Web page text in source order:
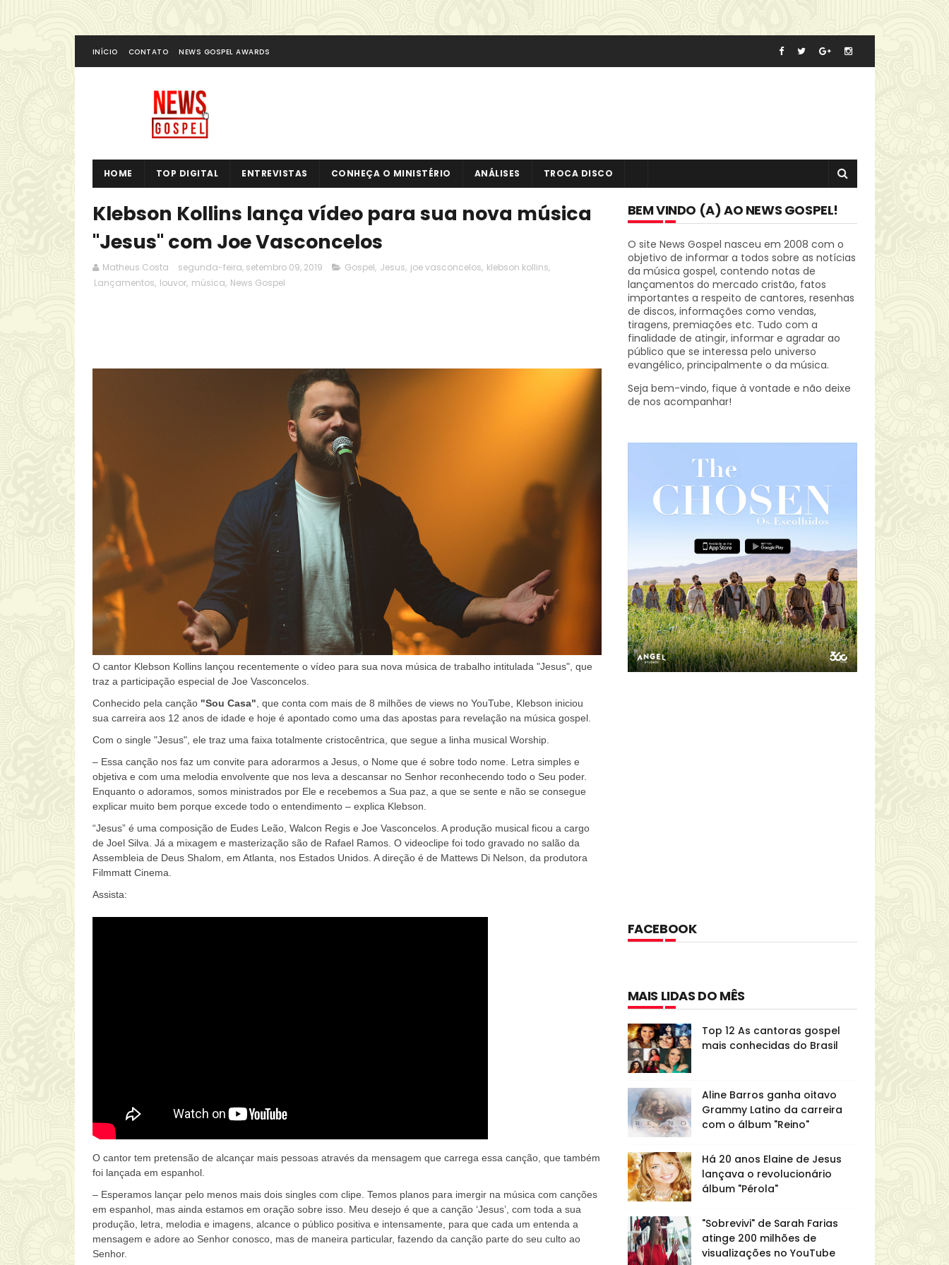
INÍCIO CONTATO NEWS GOSPEL AWARDS
HOME TOP DIGITAL ENTREVISTAS CONHEÇA O MINISTÉRIO ANÁLISES TROCA DISCO
Klebson Kollins lança vídeo para sua nova música
"Jesus" com Joe Vasconcelos
Matheus Costa segunda-feira, setembro 09, 2019 Gospel, Jesus, joe vasconcelos, klebson kollins,
Lançamentos, louvor, música, News Gospel
O cantor Klebson Kollins lançou recentemente o vídeo para sua nova música de trabalho intitulada "Jesus", que
traz a participação especial de Joe Vasconcelos.
Conhecido pela canção "Sou Casa" , que conta com mais de 8 milhões de views no YouTube, Klebson iniciou
sua carreira aos 12 anos de idade e hoje é apontado como uma das apostas para revelação na música gospel.
Com o single "Jesus", ele traz uma faixa totalmente cristocêntrica, que segue a linha musical Worship.
– Essa canção nos faz um convite para adorarmos a Jesus, o Nome que é sobre todo nome. Letra simples e
objetiva e com uma melodia envolvente que nos leva a descansar no Senhor reconhecendo todo o Seu poder.
Enquanto o adoramos, somos ministrados por Ele e recebemos a Sua paz, a que se sente e não se consegue
explicar muito bem porque excede todo o entendimento – explica Klebson.
“Jesus” é uma composição de Eudes Leão, Walcon Regis e Joe Vasconcelos. A produção musical ficou a cargo
de Joel Silva. Já a mixagem e masterização são de Rafael Ramos. O videoclipe foi todo gravado no salão da
Assembleia de Deus Shalom, em Atlanta, nos Estados Unidos. A direção é de Mattews Di Nelson, da produtora
Filmmatt Cinema.
Assista:
O cantor tem pretensão de alcançar mais pessoas através da mensagem que carrega essa canção, que também
foi lançada em espanhol.
– Esperamos lançar pelo menos mais dois singles com clipe. Temos planos para imergir na música com canções
em espanhol, mas ainda estamos em oração sobre isso. Meu desejo é que a canção ‘Jesus’, com toda a sua
produção, letra, melodia e imagens, alcance o público positiva e intensamente, para que cada um entenda a
mensagem e adore ao Senhor conosco, mas de maneira particular, fazendo da canção parte do seu culto ao
Senhor.
BEM VINDO (A) AO NEWS GOSPEL!
O site News Gospel nasceu em 2008 com o
objetivo de informar a todos sobre as notícias
da música gospel, contendo notas de
lançamentos do mercado cristão, fatos
importantes a respeito de cantores, resenhas
de discos, informações como vendas,
tiragens, premiações etc. Tudo com a
finalidade de atingir, informar e agradar ao
público que se interessa pelo universo
evangélico, principalmente o da música.
Seja bem-vindo, fique à vontade e não deixe
de nos acompanhar!
FACEBOOK
MAIS LIDAS DO MÊS
Top 12 As cantoras gospel
mais conhecidas do Brasil
Aline Barros ganha oitavo
Grammy Latino da carreira
com o álbum "Reino"
Há 20 anos Elaine de Jesus
lançava o revolucionário
álbum "Pérola"
"Sobrevivi" de Sarah Farias
atinge 200 milhões de
visualizações no YouTube